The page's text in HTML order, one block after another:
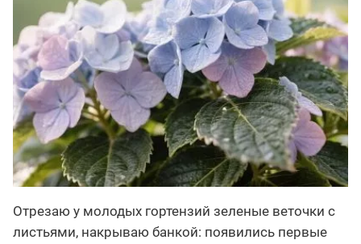
Отрезаю у молодых гортензий зеленые веточки с
листьями, накрываю банкой: появились первые